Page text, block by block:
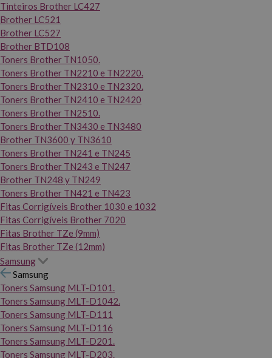
Tinteiros Brother LC427
Brother LC521
Brother LC527
Brother BTD108
Toners Brother TN1050.
Toners Brother TN2210 e TN2220.
Toners Brother TN2310 e TN2320.
Toners Brother TN2410 e TN2420
Toners Brother TN2510.
Toners Brother TN3430 e TN3480
Brother TN3600 y TN3610
Toners Brother TN241 e TN245
Toners Brother TN243 e TN247
Brother TN248 y TN249
Toners Brother TN421 e TN423
Fitas Corrigíveis Brother 1030 e 1032
Fitas Corrigíveis Brother 7020
Fitas Brother TZe (9mm)
Fitas Brother TZe (12mm)
Samsung
Samsung
Toners Samsung MLT-D101.
Toners Samsung MLT-D1042.
Toners Samsung MLT-D111
Toners Samsung MLT-D116
Toners Samsung MLT-D201.
Toners Samsung MLT-D203.